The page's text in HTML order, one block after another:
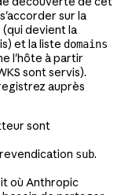
sur la
(qui devient la
et la liste domains
l'hôte à partir
sont servis).
auprès
sont
sub.
où Anthropic